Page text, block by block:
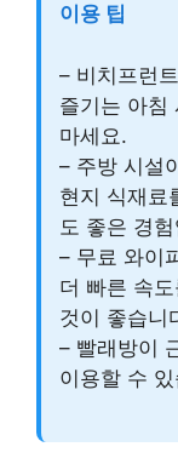
이용 팁
– 비치프런
즐기는 아침
마세요.
– 주방 시설
현지 식재료
도 좋은 경
– 무료 와이
더 빠른 속
것이 좋습니
– 빨래방이
이용할 수